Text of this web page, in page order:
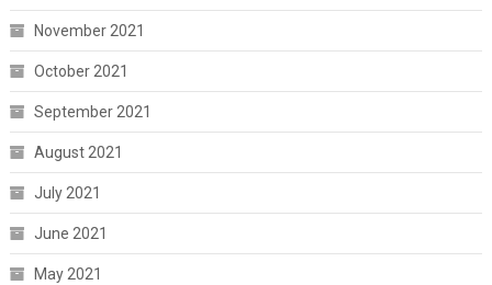
November 2021
October 2021
September 2021
August 2021
July 2021
June 2021
May 2021